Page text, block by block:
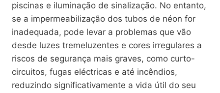
piscinas e iluminação de sinalização. No entanto,
se a impermeabilização dos tubos de néon for
inadequada, pode levar a problemas que vão
desde luzes tremeluzentes e cores irregulares a
riscos de segurança mais graves, como curto-
circuitos, fugas eléctricas e até incêndios,
reduzindo significativamente a vida útil do seu